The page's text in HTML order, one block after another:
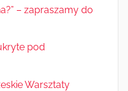
– zapraszamy do
pod
Warsztaty